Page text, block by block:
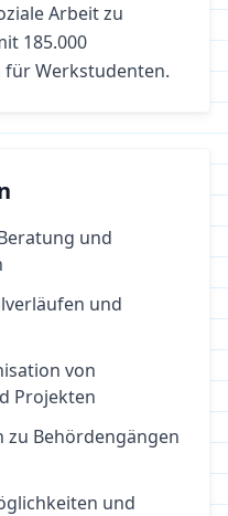
Arbeitzu
185.000
für Werkstudenten.
und
und
von
Projekten
zu Behördengängen
und